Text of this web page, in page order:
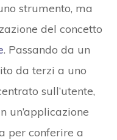
strumento, ma
del concetto
. Passando da un
da terzi a uno
sull’utente,
un’applicazione
per conferire a